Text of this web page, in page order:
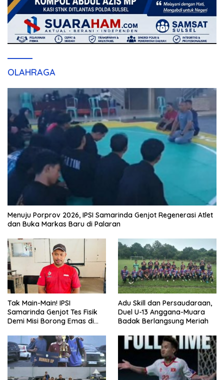
OLAHRAGA
Menuju Porprov 2026, IPSI Samarinda Genjot Regenerasi Atlet
dan Buka Markas Baru di Palaran
Tak Main-Main! IPSI
Samarinda Genjot Tes Fisik
Demi Misi Borong Emas di
Adu Skill dan Persaudaraan,
Duel U-13 Anggana-Muara
Badak Berlangsung Meriah